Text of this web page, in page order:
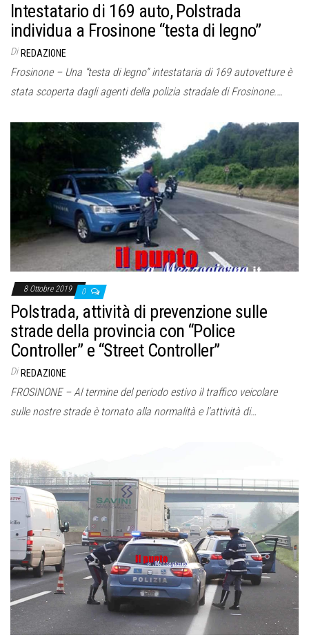
Intestatario di 169 auto, Polstrada
individua a Frosinone “testa di legno”
Di REDAZIONE
Frosinone – Una “testa di legno” intestataria di 169 autovetture è
stata scoperta dagli agenti della polizia stradale di Frosinone.…
8 Ottobre 2019 0
Polstrada, attività di prevenzione sulle
strade della provincia con “Police
Controller” e “Street Controller”
Di REDAZIONE
FROSINONE – Al termine del periodo estivo il traffico veicolare
sulle nostre strade è tornato alla normalità e l’attività di…